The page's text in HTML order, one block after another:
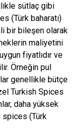
sütlaç gibi
(Türk baharatı)
bir bileşen olarak
maliyetini
fiyatlıdır ve
Örneğin pul
genellikle bütçe
Turkish Spices
daha yüksek
(Türk